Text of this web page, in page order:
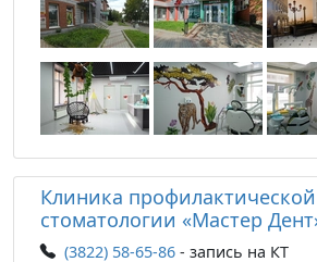
Клиника профилактической
стоматологии «Мастер
(3822) 58-65-86 - запись на КТ